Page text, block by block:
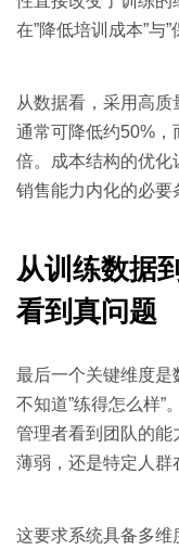
在”降低培训成本”与
从数据看，采用高
通常可降低约50%，
倍。成本结构的优化
销售能力内化的必要
从训练数据
看到真问题
最后一个关键维度是
不知道”练得怎么样”
管理者看到团队的
薄弱，还是特定人群
这要求系统具备多维